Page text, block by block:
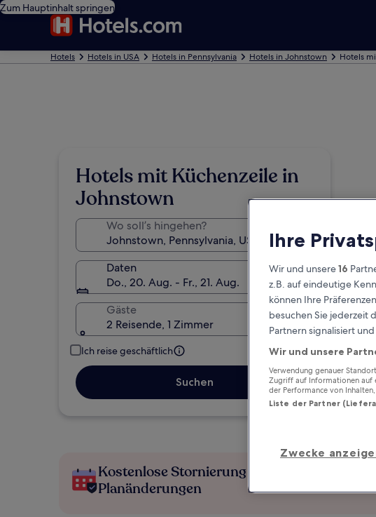
Zum Hauptinhalt springen
Hotels Hotels in USA Hotels in Pennsylvania Hotels in Johnstown Hotels
Hotels mit Küchenzeile in
Johnstown
Wo soll’s hingehen?
Daten
Do., 20. Aug. - Fr., 21. Aug.
Gäste
2 Reisende, 1 Zimmer
Ich reise geschäftlich
Suchen
Kostenlose Stornierung bei
Planänderungen
Ihre
Wir und unsere16
z.B. auf eindeutige
können Ihre
besuchen Sie jederzeit
Partnern signalisiert
Wir und unsere
Verwendung genauer
Zugriff auf Informationen auf
der Performance von
Liste der Partner
Zwecke